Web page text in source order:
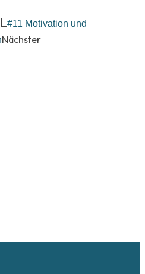
#11 Motivation und
Nächster